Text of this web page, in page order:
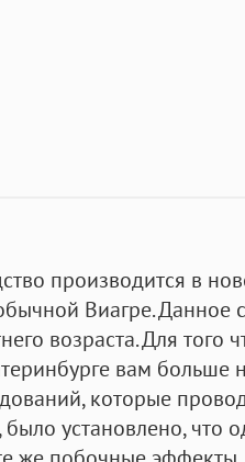
производится в
Виагре.
возраста. Для того
вам больше
которые
установлено,